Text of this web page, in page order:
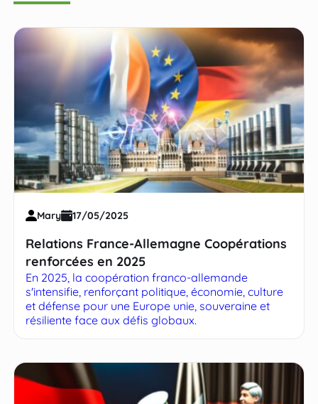
Mary 17/05/2025
Relations France-Allemagne Coopérations
renforcées en 2025
En 2025, la coopération franco-allemande
s'intensifie, renforçant politique, économie, culture
et défense pour une Europe unie, souveraine et
résiliente face aux défis globaux.